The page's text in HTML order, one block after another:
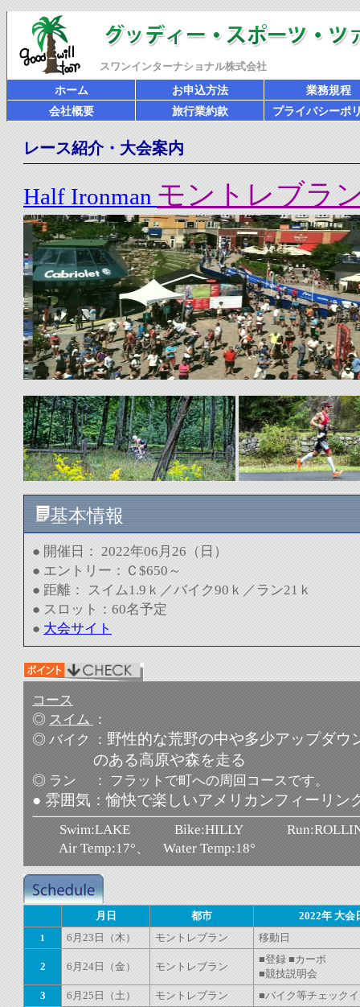
スワンインターナショナル株式会社
ホーム
お申込方法
業務規程
会社概要
旅行業約款 プライバシーポ
レース紹介・大会案内
Half Ironman モントレブラ
基本情報
● 開催日： 2022年06月26（日）
● エントリー：Ｃ$650～
● 距離： スイ ム1.9ｋ／バイク90ｋ／ラン21ｋ
● スロット：60名予定
● 大会サイト
コース
◎ スイム
：
◎ バイク ： 野性的な荒野の中や多少アップダウ
のある高原や森を走る
◎ ラン ： フラットで町への周回コースです。
● 雰囲気：愉快で楽しいアメリカンフィーリン
Swim:LAKE Bike:HILLY
Air Temp:17°、 Water Temp:18°
月日 都市 2022年 大会
1 6月23日（木） モントレブラン 移動日
2 6月24日（金） モントレブラン
■登録 ■カーボ
■競技説明会
3
6月25日（土） モントレブラン ■バイク等チェック